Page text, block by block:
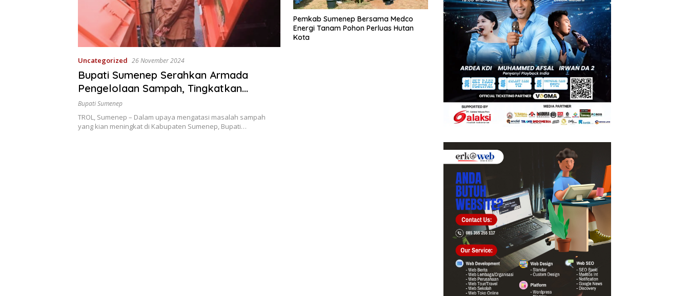
Uncategorized 26 November 2024
Bupati Sumenep Serahkan Armada
Pengelolaan Sampah, Tingkatkan
Kebersihan Lingkungan
Bupati Sumenep
TROL, Sumenep – Dalam upaya mengatasi masalah sampah
yang kian meningkat di Kabupaten Sumenep, Bupati…
Pemkab Sumenep Bersama Medco
Energi Tanam Pohon Perluas Hutan
Kota